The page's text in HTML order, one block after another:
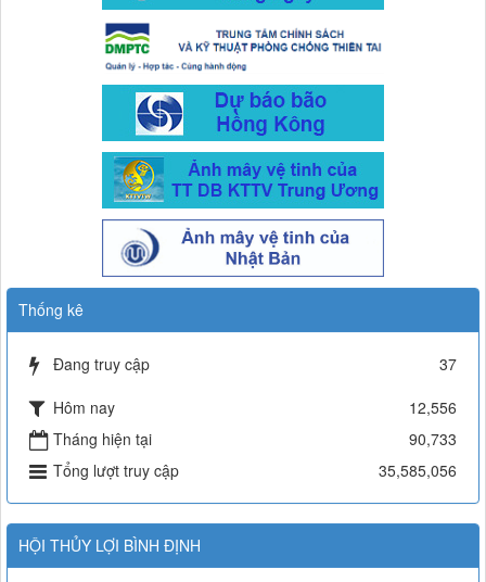
Thống kê
Đang truy cập
37
Hôm nay
12,556
Tháng hiện tại
90,733
Tổng lượt truy cập
35,585,056
HỘI THỦY LỢI BÌNH ĐỊNH